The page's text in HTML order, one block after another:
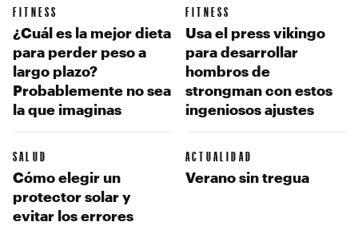
FITNESS
¿Cuál es la mejor dieta
para perder peso a
largo plazo?
Probablemente no sea
la que imaginas
FITNESS
Usa el press vikingo
para desarrollar
hombros de
strongman con estos
ingeniosos ajustes
SALUD
Cómo elegir un
protector solar y
evitar los errores
ACTUALIDAD
Verano sin tregua